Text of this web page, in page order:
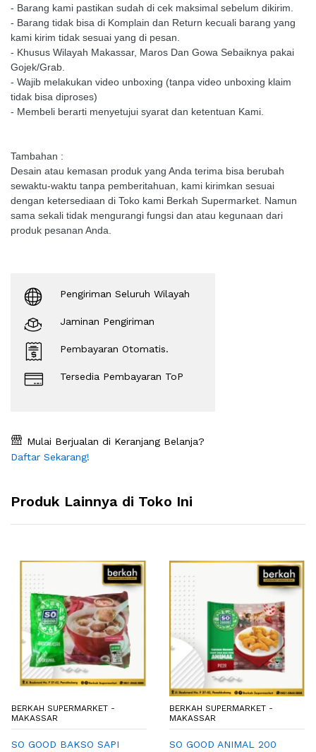
- Barang kami pastikan sudah di cek maksimal sebelum dikirim.
- Barang tidak bisa di Komplain dan Return kecuali barang yang
kami kirim tidak sesuai yang di pesan.
- Khusus Wilayah Makassar, Maros Dan Gowa Sebaiknya pakai
Gojek/Grab.
- Wajib melakukan video unboxing (tanpa video unboxing klaim
tidak bisa diproses)
- Membeli berarti menyetujui syarat dan ketentuan Kami.
Tambahan :
Desain atau kemasan produk yang Anda terima bisa berubah
sewaktu-waktu tanpa pemberitahuan, kami kirimkan sesuai
dengan ketersediaan di Toko kami Berkah Supermarket. Namun
sama sekali tidak mengurangi fungsi dan atau kegunaan dari
produk pesanan Anda.
Pengiriman Seluruh Wilayah
Jaminan Pengiriman
Pembayaran Otomatis.
Tersedia Pembayaran ToP
Mulai Berjualan di Keranjang Belanja?
Daftar Sekarang!
Produk Lainnya di Toko Ini
BERKAH SUPERMARKET -
MAKASSAR
SO GOOD BAKSO SAPI
BERKAH SUPERMARKET -
MAKASSAR
SO GOOD ANIMAL 200